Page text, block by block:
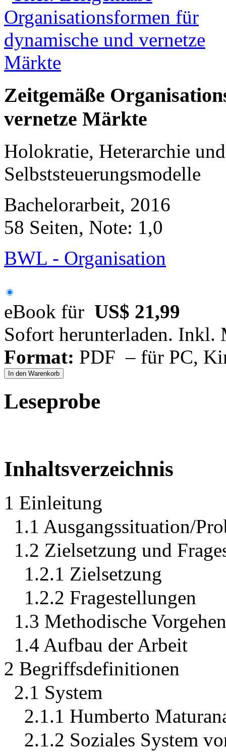
Zeitgemäße
vernetze Märkte
Holokratie, Heterarchie
Selbststeuerungsmodelle
Bachelorarbeit, 2016
58 Seiten, Note: 1,0
BWL - Organisation
eBook für US$ 21,99
Sofort herunterladen. Inkl.
Format: PDF – für PC,
In den Warenkorb
Leseprobe
Inhaltsverzeichnis
1 Einleitung
1.1 Ausgangssituation/
1.2 Zielsetzung und
1.2.1 Zielsetzung
1.2.2 Fragestellungen
1.3 Methodische
1.4 Aufbau der Arbeit
2 Begriffsdefinitionen
2.1 System
2.1.1 Humberto
2.1.2 Soziales System